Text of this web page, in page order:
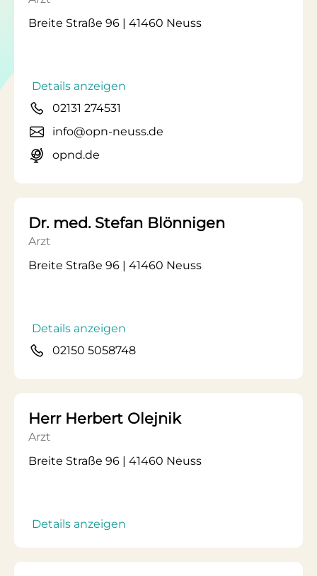
Breite Straße 96 | 41460 Neuss
Details anzeigen
02131 274531
info@opn-neuss.de
opnd.de
Dr. med. Stefan Blönnigen
Arzt
Breite Straße 96 | 41460 Neuss
Details anzeigen
02150 5058748
Herr Herbert Olejnik
Arzt
Breite Straße 96 | 41460 Neuss
Details anzeigen